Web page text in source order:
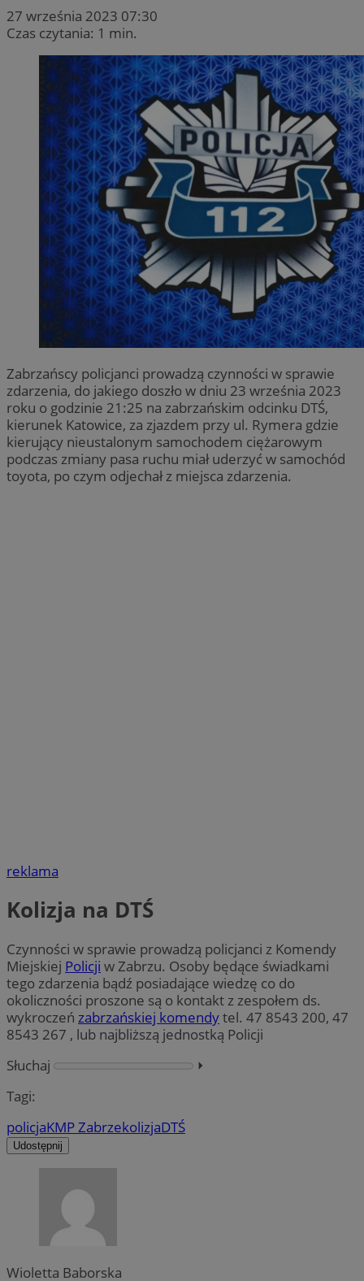
27 września 2023 07:30
Czas czytania: 1 min.
Zabrzańscy policjanci prowadzą czynności w sprawie
zdarzenia, do jakiego doszło w dniu 23 września 2023
roku o godzinie 21:25 na zabrzańskim odcinku DTŚ,
kierunek Katowice, za zjazdem przy ul. Rymera gdzie
kierujący nieustalonym samochodem ciężarowym
podczas zmiany pasa ruchu miał uderzyć w samochód
toyota, po czym odjechał z miejsca zdarzenia.
reklama
Kolizja na DTŚ
Czynności w sprawie prowadzą policjanci z Komendy
Miejskiej Policji w Zabrzu. Osoby będące świadkami
tego zdarzenia bądź posiadające wiedzę co do
okoliczności proszone są o kontakt z zespołem ds.
wykroczeń zabrzańskiej komendytel. 47 8543 200, 47
8543 267 , lub najbliższą jednostką Policji
Słuchaj
⏵︎
Tagi:
policjaKMP ZabrzekolizjaDTŚ
Udostępnij
Wioletta Baborska